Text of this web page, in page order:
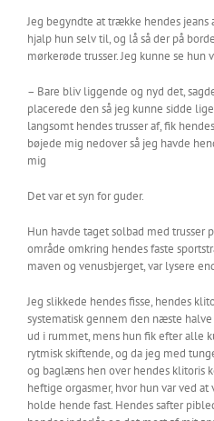
Jeg begyndte at trække hendes
hjalp hun selv til, og lå så der på
mørkerøde trusser. Jeg kunne se hun
– Bare bliv liggende og nyd det,
placerede den så jeg kunne sidde
langsomt hendes trusser af, fik
bøjede mig nedover så jeg havde
mig
Det var et syn for guder.
Hun havde taget solbad med trusser
område omkring hendes faste
maven og venusbjerget, var lysere
Jeg slikkede hendes fisse, hendes
systematisk gennem den næste
ud i rummet, mens hun fik efter alle
rytmisk skiftende, og da jeg med
og baglæns hen over hendes klitoris
heftige orgasmer, hvor hun var ved
holde hende fast. Hendes safter